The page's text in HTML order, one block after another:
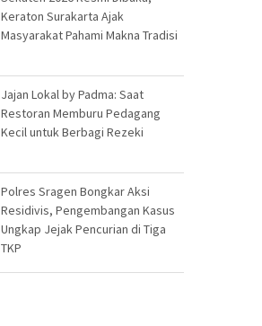
Keraton Surakarta Ajak
Masyarakat Pahami Makna Tradisi
Jajan Lokal by Padma: Saat
Restoran Memburu Pedagang
Kecil untuk Berbagi Rezeki
Polres Sragen Bongkar Aksi
Residivis, Pengembangan Kasus
Ungkap Jejak Pencurian di Tiga
TKP